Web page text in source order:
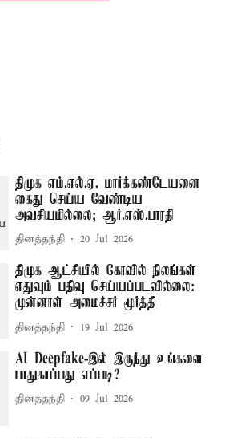
திமுக எம்.எல்.ஏ. மார்க்கண்டேயனை
கைது செய்ய வேண்டிய
அவசியமில்லை; ஆர்.எஸ்.பாரதி
தினத்தந்தி 20 Jul 2026
திமுக ஆட்சியில் கோவில் நிலங்கள்
எதுவும் பதிவு செய்யப்படவில்லை:
முன்னாள் அமைச்சர் மூர்த்தி
தினத்தந்தி 19 Jul 2026
AI Deepfake-இல் இருந்து உங்களை
பாதுகாப்பது எப்படி?
தினத்தந்தி 09 Jul 2026